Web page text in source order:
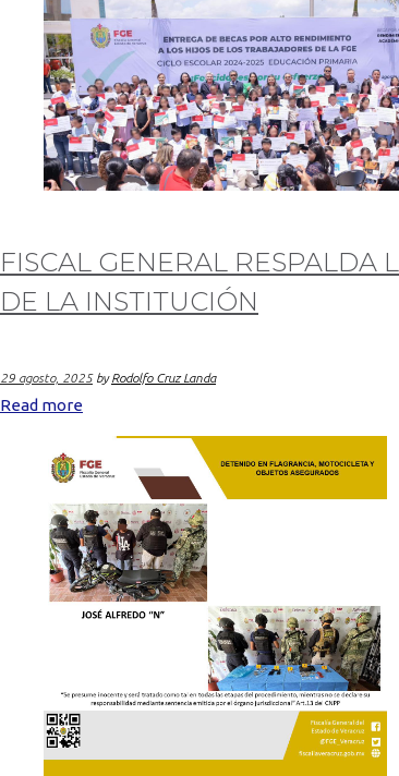
FISCAL GENERAL RESPALDA
DE LA INSTITUCIÓN
29 agosto, 2025 byRodolfo Cruz Landa
Read more